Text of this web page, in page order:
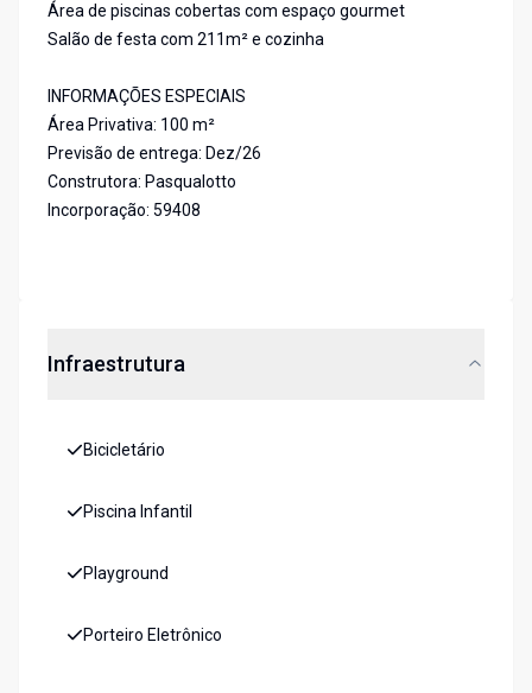
Área de piscinas cobertas com espaço gourmet
Salão de festa com 211m² e cozinha
INFORMAÇÕES ESPECIAIS
Área Privativa: 100 m²
Previsão de entrega: Dez/26
Construtora: Pasqualotto
Incorporação: 59408
Infraestrutura
Bicicletário
Piscina Infantil
Playground
Porteiro Eletrônico